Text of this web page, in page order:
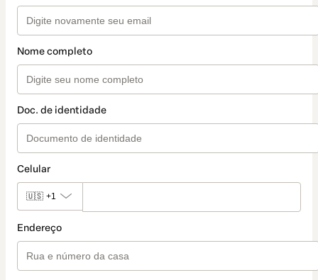
Nome completo
Doc. de identidade
Celular
🇺🇸 +1
Endereço